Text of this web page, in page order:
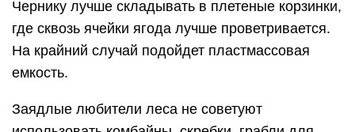
Чернику лучше складывать в плетеные корзинки,
где сквозь ячейки ягода лучше проветривается.
На крайний случай подойдет пластмассовая
емкость.
Заядлые любители леса не советуют